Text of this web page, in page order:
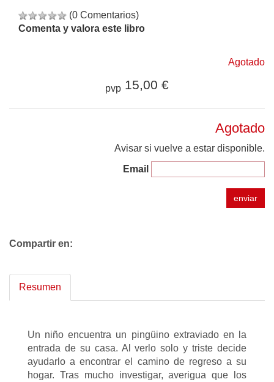
(0 Comentarios)
Comenta y valora este libro
Agotado
pvp 15,00 €
Agotado
Avisar si vuelve a estar disponible.
Email
enviar
Compartir en:
Resumen
Un niño encuentra un pingüino extraviado en la
entrada de su casa. Al verlo solo y triste decide
ayudarlo a encontrar el camino de regreso a su
hogar. Tras mucho investigar, averigua que los